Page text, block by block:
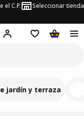
el C.P. Seleccionar tienda
Hej! Iniciar sesión
Lista de deseos
Carrito
jardín y terraza